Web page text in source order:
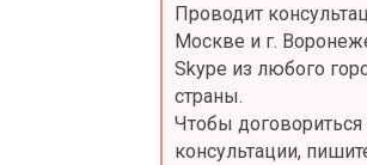
Проводит
Москве и г.
Skype из любого
страны.
Чтобы договориться
консультации,